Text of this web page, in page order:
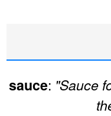
sauce: "Sauce